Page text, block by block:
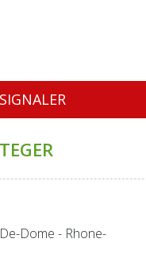
SIGNALER
Dome - Rhone-